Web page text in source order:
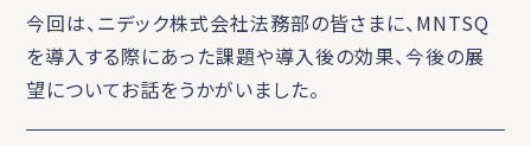
今回は、ニデック株式会社法務部の皆さまに、MNTSQ
を導入する際にあった課題や導入後の効果、今後の展
望についてお話をうかがいました。